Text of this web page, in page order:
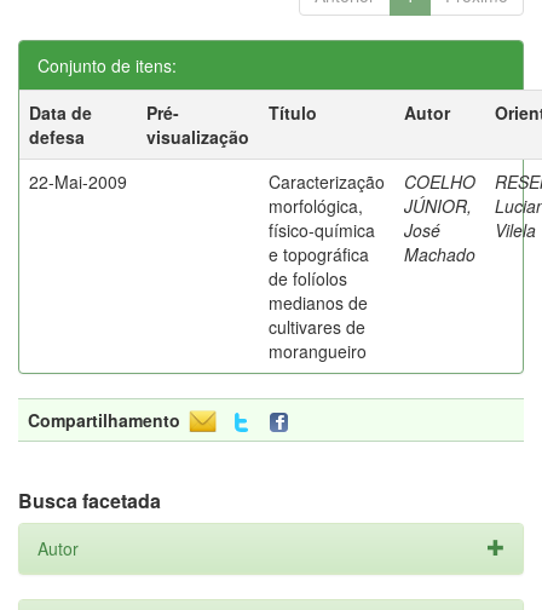
Conjunto de itens:
Data de
defesa
Pré-
visualização
Título Autor
22-Mai-2009
Caracterização
morfológica,
físico-química
e topográfica
de folíolos
medianos de
cultivares de
morangueiro
COELHO
JÚNIOR,
José
Machado
Vilela
Compartilhamento
Busca facetada
Autor